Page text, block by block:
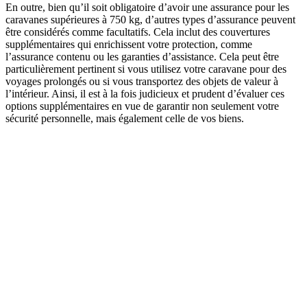
En outre, bien qu’il soit obligatoire d’avoir une assurance pour les
caravanes supérieures à 750 kg, d’autres types d’assurance peuvent
être considérés comme facultatifs. Cela inclut des couvertures
supplémentaires qui enrichissent votre protection, comme
l’assurance contenu ou les garanties d’assistance. Cela peut être
particulièrement pertinent si vous utilisez votre caravane pour des
voyages prolongés ou si vous transportez des objets de valeur à
l’intérieur. Ainsi, il est à la fois judicieux et prudent d’évaluer ces
options supplémentaires en vue de garantir non seulement votre
sécurité personnelle, mais également celle de vos biens.